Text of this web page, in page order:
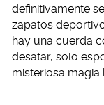
definitivamente
zapatos
hay una cuerda
desatar, solo
misteriosa magia